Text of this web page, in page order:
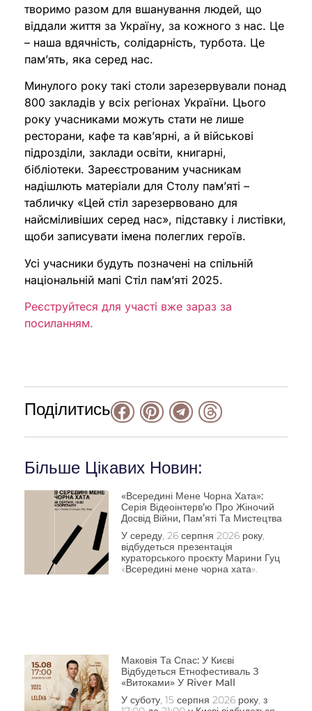
творимо разом для вшанування людей, що
віддали життя за Україну, за кожного з нас. Це
– наша вдячність, солідарність, турбота. Це
пам’ять, яка серед нас.
Минулого року такі столи зарезервували понад
800 закладів у всіх регіонах України. Цього
року учасниками можуть стати не лише
ресторани, кафе та кав’ярні, а й військові
підрозділи, заклади освіти, книгарні,
бібліотеки. Зареєстрованим учасникам
надішлють матеріали для Столу пам’яті –
табличку «Цей стіл зарезервовано для
найсміливіших серед нас», підставку і листівки,
щоби записувати імена полеглих героїв.
Усі учасники будуть позначені на спільній
національній мапі Стіл пам’яті 2025.
Реєструйтеся для участі вже зараз за
посиланням.
Поділитись
Більше Цікавих Новин:
«Всередині Мене Чорна Хата»:
Серія Відеоінтерв’ю Про Жіночий
Досвід Війни, Пам’яті Та Мистецтва
У середу, 26 серпня 2026 року,
відбудеться презентація
кураторського проєкту Марини Гуц
«Всередині мене чорна хата».
Маковія Та Спас: У Києві
Відбудеться Етнофестиваль З
«Витоками» У River Mall
У суботу, 15 серпня 2026 року, з